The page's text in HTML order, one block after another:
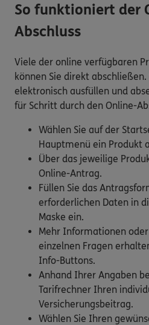
So funktioniert der
Abschluss
Viele der online verfügbaren
können Sie direkt
elektronisch ausfüllen und
für Schritt durch den Online-
Wählen Sie auf der
Hauptmenü ein Produkt
Über das jeweilige
Online-Antrag.
Füllen Sie das
erforderlichen Daten in
Maske ein.
Mehr Informationen
einzelnen Fragen
Info-Buttons.
Anhand Ihrer Angaben
Tarifrechner Ihren
Versicherungsbeitrag.
Wählen Sie Ihren